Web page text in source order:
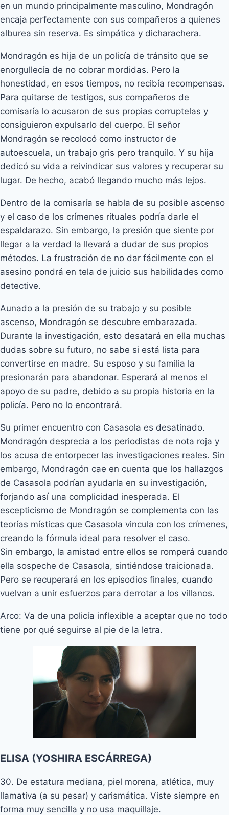
en un mundo principalmente masculino, Mondragón
encaja perfectamente con sus compañeros a quienes
alburea sin reserva. Es simpática y dicharachera.
Mondragón es hija de un policía de tránsito que se
enorgullecía de no cobrar mordidas. Pero la
honestidad, en esos tiempos, no recibía recompensas.
Para quitarse de testigos, sus compañeros de
comisaría lo acusaron de sus propias corruptelas y
consiguieron expulsarlo del cuerpo. El señor
Mondragón se recolocó como instructor de
autoescuela, un trabajo gris pero tranquilo. Y su hija
dedicó su vida a reivindicar sus valores y recuperar su
lugar. De hecho, acabó llegando mucho más lejos.
Dentro de la comisaría se habla de su posible ascenso
y el caso de los crímenes rituales podría darle el
espaldarazo. Sin embargo, la presión que siente por
llegar a la verdad la llevará a dudar de sus propios
métodos. La frustración de no dar fácilmente con el
asesino pondrá en tela de juicio sus habilidades como
detective.
Aunado a la presión de su trabajo y su posible
ascenso, Mondragón se descubre embarazada.
Durante la investigación, esto desatará en ella muchas
dudas sobre su futuro, no sabe si está lista para
convertirse en madre. Su esposo y su familia la
presionarán para abandonar. Esperará al menos el
apoyo de su padre, debido a su propia historia en la
policía. Pero no lo encontrará.
Su primer encuentro con Casasola es desatinado.
Mondragón desprecia a los periodistas de nota roja y
los acusa de entorpecer las investigaciones reales. Sin
embargo, Mondragón cae en cuenta que los hallazgos
de Casasola podrían ayudarla en su investigación,
forjando así una complicidad inesperada. El
escepticismo de Mondragón se complementa con las
teorías místicas que Casasola vincula con los crímenes,
creando la fórmula ideal para resolver el caso.
Sin embargo, la amistad entre ellos se romperá cuando
ella sospeche de Casasola, sintiéndose traicionada.
Pero se recuperará en los episodios finales, cuando
vuelvan a unir esfuerzos para derrotar a los villanos.
Arco: Va de una policía inflexible a aceptar que no todo
tiene por qué seguirse al pie de la letra.
ELISA (YOSHIRA ESCÁRREGA)
30. De estatura mediana, piel morena, atlética, muy
llamativa (a su pesar) y carismática. Viste siempre en
forma muy sencilla y no usa maquillaje.